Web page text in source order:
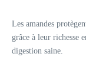
Les amandes
grâce à leur richesse
digestion saine.